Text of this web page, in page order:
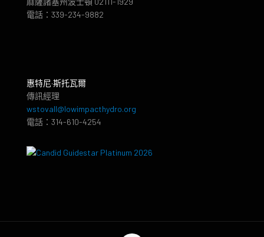
電話：339-234-9882
惠特尼·斯托瓦爾
傳訊經理
wstovall@lowimpacthydro.org
電話：314-610-4254